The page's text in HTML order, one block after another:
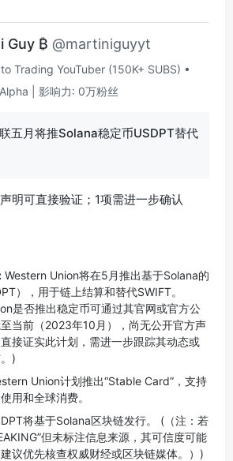
Guy ₿ @martiniguyyt
Trading YouTuber (150K+ SUBS) •
| 影响力: 0万粉丝
五月将推Solana稳定币USDPT替代
明可直接验证；1项需进一步确认
Western Union将在5月推出基于Solana的
），用于链上结算和替代SWIFT。
是否推出稳定币可通过其官网或官方公
当前（2023年10月），尚无公开官方声
接证实此计划，需进一步跟踪其动态或
)
Union计划推出“Stable Card”，支持
用和全球消费。
将基于Solana区块链发行。 (（注：若
但未标注信息来源，其可信度可能
议优先核查权威财经或区块链媒体。）)